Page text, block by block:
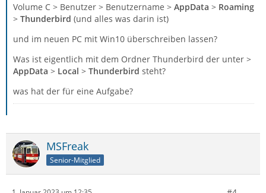
Volume C > Benutzer > Benutzername > AppData > Roaming
> Thunderbird (und alles was darin ist)
und im neuen PC mit Win10 überschreiben lassen?
Was ist eigentlich mit dem Ordner Thunderbird der unter >
AppData > Local > Thunderbird steht?
was hat der für eine Aufgabe?
MSFreak
Senior-Mitglied